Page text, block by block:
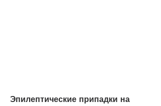
Эпилептические припадки на